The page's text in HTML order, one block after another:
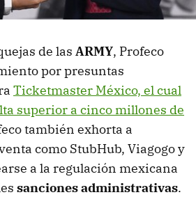
de las ARMY, Profeco
por presuntas
Ticketmaster México, el cual
superior a cinco millones de
también exhorta a
como StubHub, Viagogo y
a la regulación mexicana
sanciones administrativas.